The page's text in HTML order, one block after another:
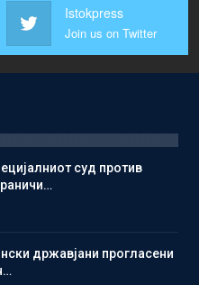
Istokpress
Join us on Twitter
суд против
државјани прогласени